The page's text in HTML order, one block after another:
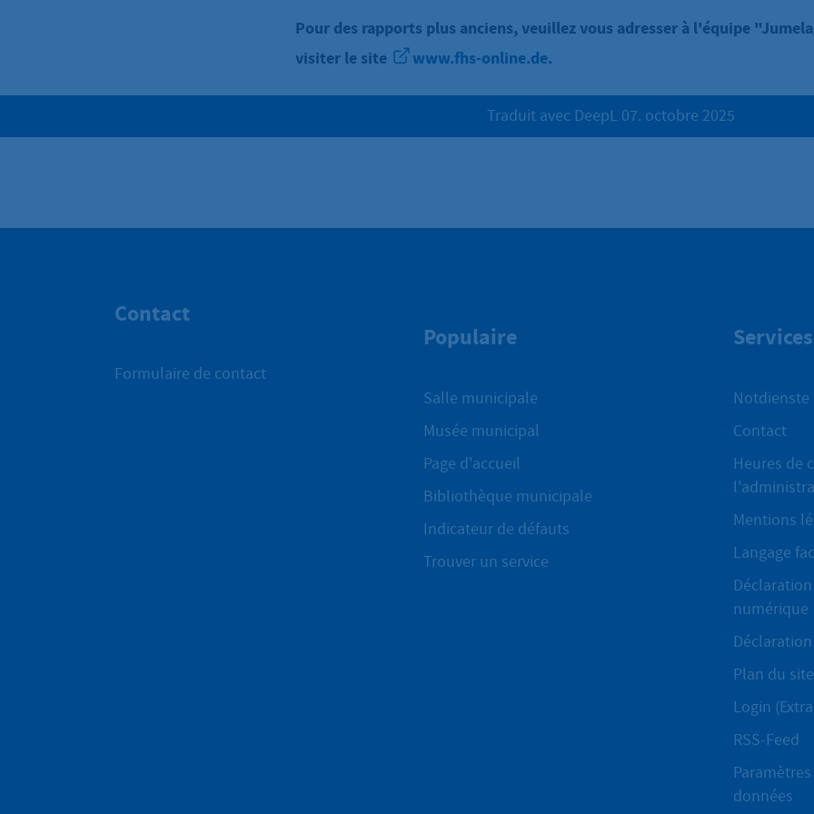
Pour des rapports plus anciens, veuillez vous adresser à l'équipe
visiter le site
www.fhs-online.de.
Traduit avec DeepL 07. octobre 2025
Contact
Formulaire de contact
Populaire
Salle municipale
Musée municipal
Page d'accueil
Bibliothèque municipale
Indicateur de défauts
Trouver un service
Services
Notdienste
Contact
Heures de
Mentions
Langage
numérique
Plan du site
Login
RSS-Feed
données